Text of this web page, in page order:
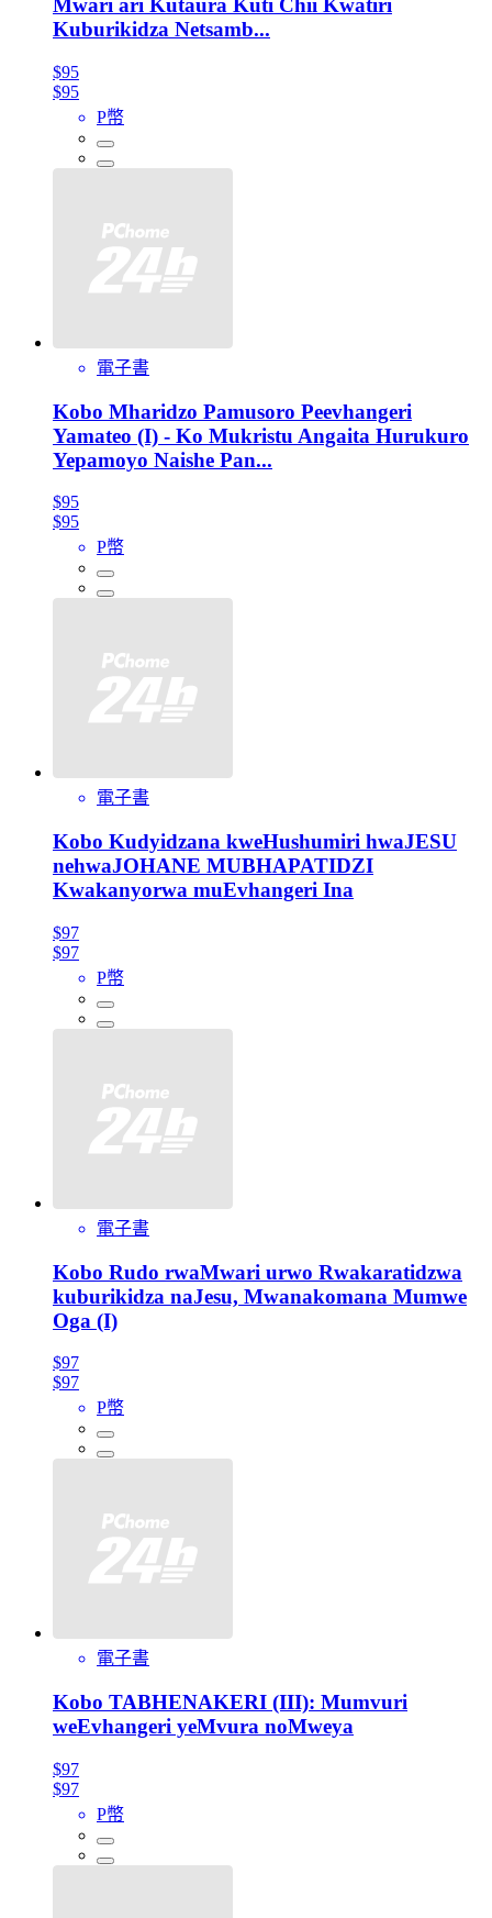
Mwari ari Kutaura Kuti Chii Kwatiri
Kuburikidza Netsamb...
$95
$95
P幣
電子書
Kobo Mharidzo Pamusoro Peevhangeri
Yamateo (I) - Ko Mukristu Angaita Hurukuro
Yepamoyo Naishe Pan...
$95
$95
P幣
電子書
Kobo Kudyidzana kweHushumiri hwaJESU
nehwaJOHANE MUBHAPATIDZI
Kwakanyorwa muEvhangeri Ina
$97
$97
P幣
電子書
Kobo Rudo rwaMwari urwo Rwakaratidzwa
kuburikidza naJesu, Mwanakomana Mumwe
Oga (I)
$97
$97
P幣
電子書
Kobo TABHENAKERI (III): Mumvuri
weEvhangeri yeMvura noMweya
$97
$97
P幣